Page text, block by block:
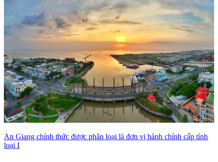
An Giang chính thức được phân loại là đơn vị hành chính cấp tỉnh
loại I